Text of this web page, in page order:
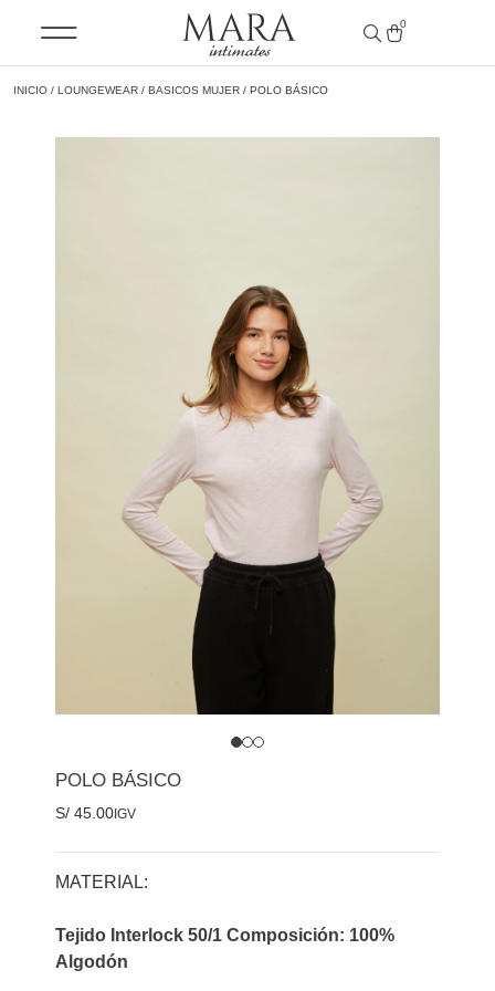
0
INICIO / LOUNGEWEAR / BASICOS MUJER / POLO BÁSICO
POLO BÁSICO
S/ 45.00 IGV
MATERIAL:
Tejido Interlock 50/1 Composición: 100%
Algodón